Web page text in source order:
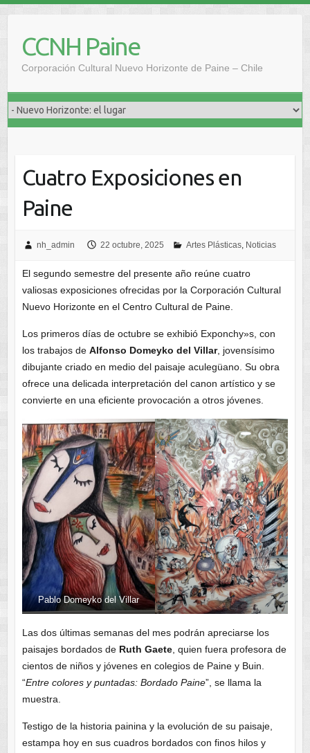
contenidoCCNH Paine
Corporación Cultural Nuevo Horizonte de Paine – Chile
Cuatro Exposiciones en
Paine
nh_admin 22 octubre, 2025 Artes Plásticas, Noticias
El segundo semestre del presente año reúne cuatro
valiosas exposiciones ofrecidas por la Corporación Cultural
Nuevo Horizonte en el Centro Cultural de Paine.
Los primeros días de octubre se exhibió Exponchy»s, con
los trabajos de Alfonso Domeyko del Villar, jovensísimo
dibujante criado en medio del paisaje aculegüano. Su obra
ofrece una delicada interpretación del canon artístico y se
convierte en una eficiente provocación a otros jóvenes.
Pablo Domeyko del Villar
Las dos últimas semanas del mes podrán apreciarse los
paisajes bordados de Ruth Gaete, quien fuera profesora de
cientos de niños y jóvenes en colegios de Paine y Buin.
“Entre colores y puntadas: Bordado Paine”, se llama la
muestra.
Testigo de la historia painina y la evolución de su paisaje,
estampa hoy en sus cuadros bordados con finos hilos y